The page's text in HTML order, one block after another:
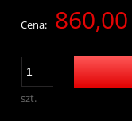
Cena: 860,00
szt.